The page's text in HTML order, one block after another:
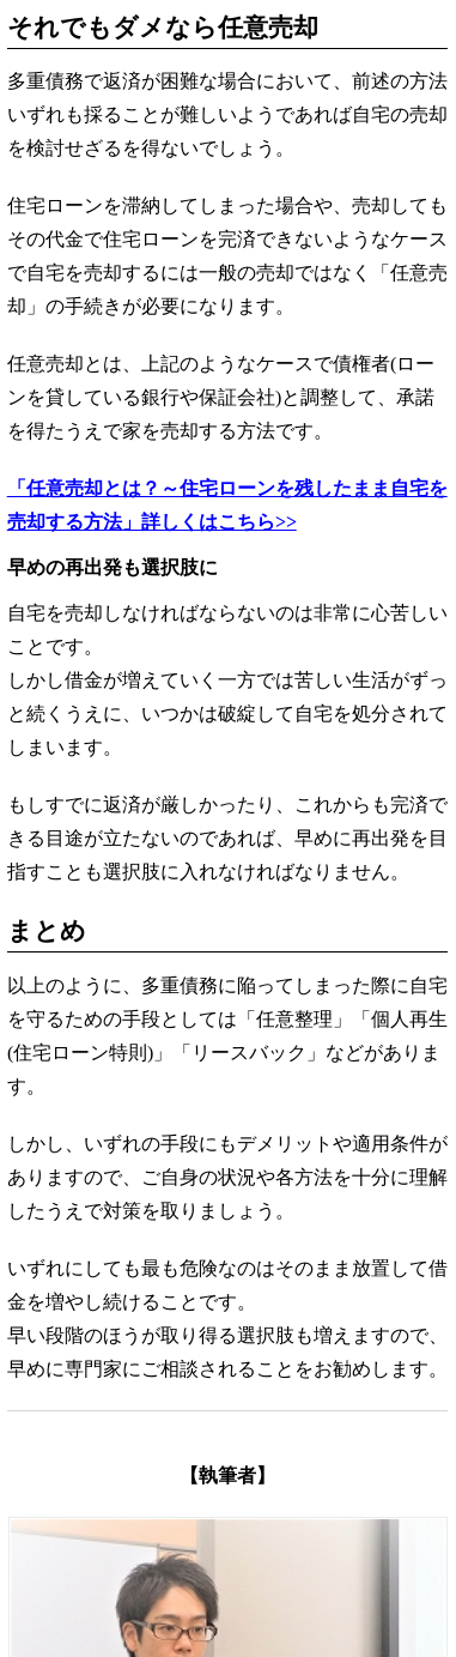
それでもダメなら任意売却
多重債務で返済が困難な場合において、前述の方法
いずれも採ることが難しいようであれば自宅の売却
を検討せざるを得ないでしょう。
住宅ローンを滞納してしまった場合や、売却しても
その代金で住宅ローンを完済できないようなケース
で自宅を売却するには一般の売却ではなく「任意売
却」の手続きが必要になります。
任意売却とは、上記のようなケースで債権者(ロー
ンを貸している銀行や保証会社)と調整して、承諾
を得たうえで家を売却する方法です。
「任意売却とは？～住宅ローンを残したまま自宅を
売却する方法」詳しくはこちら>>
早めの再出発も選択肢に
自宅を売却しなければならないのは非常に心苦しい
ことです。
しかし借金が増えていく一方では苦しい生活がずっ
と続くうえに、いつかは破綻して自宅を処分されて
しまいます。
もしすでに返済が厳しかったり、これからも完済で
きる目途が立たないのであれば、早めに再出発を目
指すことも選択肢に入れなければなりません。
まとめ
以上のように、多重債務に陥ってしまった際に自宅
を守るための手段としては「任意整理」「個人再生
(住宅ローン特則)」「リースバック」などがありま
す。
しかし、いずれの手段にもデメリットや適用条件が
ありますので、ご自身の状況や各方法を十分に理解
したうえで対策を取りましょう。
いずれにしても最も危険なのはそのまま放置して借
金を増やし続けることです。
早い段階のほうが取り得る選択肢も増えますので、
早めに専門家にご相談されることをお勧めします。
【執筆者】